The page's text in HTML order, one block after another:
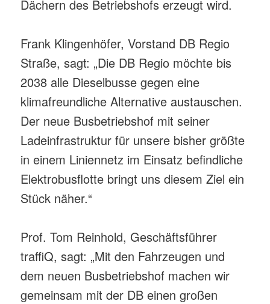
Dächern des Betriebshofs erzeugt wird.
Frank Klingenhöfer, Vorstand DB Regio
Straße, sagt: „Die DB Regio möchte bis
2038 alle Dieselbusse gegen eine
klimafreundliche Alternative austauschen.
Der neue Busbetriebshof mit seiner
Ladeinfrastruktur für unsere bisher größte
in einem Liniennetz im Einsatz befindliche
Elektrobusflotte bringt uns diesem Ziel ein
Stück näher.“
Prof. Tom Reinhold, Geschäftsführer
traffiQ, sagt: „Mit den Fahrzeugen und
dem neuen Busbetriebshof machen wir
gemeinsam mit der DB einen großen